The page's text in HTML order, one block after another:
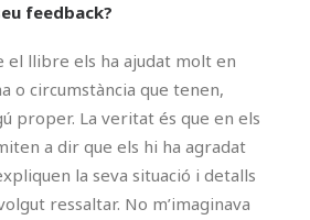
feedback?
el llibre els ha ajudat molt en
o circumstància que tenen,
proper. La veritat és que en els
a dir que els hi ha agradat
la seva situació i detalls
ressaltar. No m’imaginava